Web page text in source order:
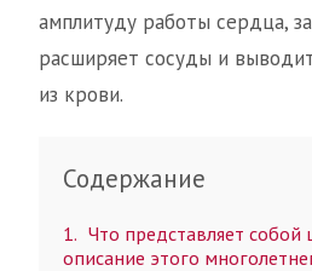
амплитуду работы сердца,
расширяет сосуды и
из крови.
Содержание
1
Что представляет
описание этого